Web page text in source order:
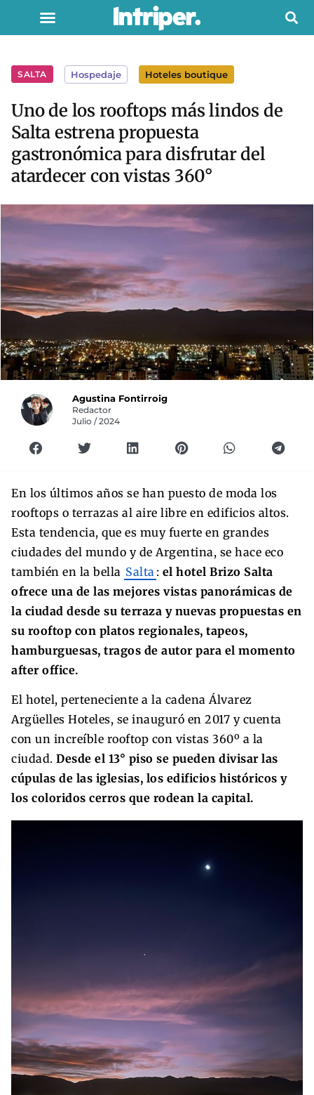
SALTA Hospedaje Hoteles boutique
Uno de los rooftops más lindos de
Salta estrena propuesta
gastronómica para disfrutar del
atardecer con vistas 360°
Agustina Fontirroig
Redactor
Julio / 2024
En los últimos años se han puesto de moda los
rooftops o terrazas al aire libre en edificios altos.
Esta tendencia, que es muy fuerte en grandes
ciudades del mundo y de Argentina, se hace eco
también en la bella Salta : el hotel Brizo Salta
ofrece una de las mejores vistas panorámicas de
la ciudad desde su terraza y nuevas propuestas en
su rooftop con platos regionales, tapeos,
hamburguesas, tragos de autor para el momento
after office.
El hotel, perteneciente a la cadena Álvarez
Argüelles Hoteles, se inauguró en 2017 y cuenta
con un increíble rooftop con vistas 360º a la
ciudad. Desde el 13° piso se pueden divisar las
cúpulas de las iglesias, los edificios históricos y
los coloridos cerros que rodean la capital.